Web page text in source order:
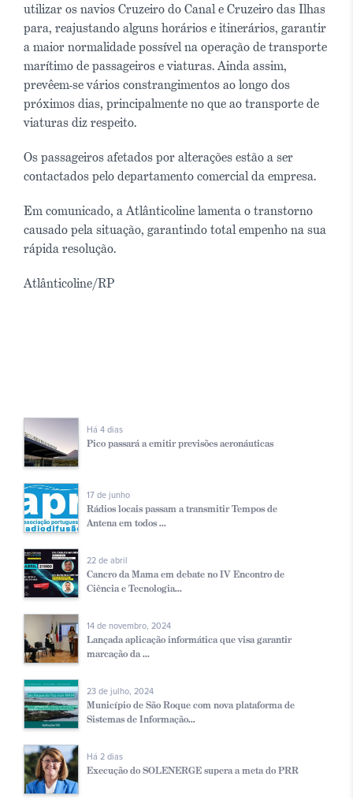
utilizar os navios Cruzeiro do Canal e Cruzeiro das Ilhas
para, reajustando alguns horários e itinerários, garantir
a maior normalidade possível na operação de transporte
marítimo de passageiros e viaturas. Ainda assim,
prevêem-se vários constrangimentos ao longo dos
próximos dias, principalmente no que ao transporte de
viaturas diz respeito.
Os passageiros afetados por alterações estão a ser
contactados pelo departamento comercial da empresa.
Em comunicado, a Atlânticoline lamenta o transtorno
causado pela situação, garantindo total empenho na sua
rápida resolução.
Atlânticoline/RP
Há 4 dias
Pico passará a emitir previsões aeronáuticas
17 de junho
Rádios locais passam a transmitir Tempos de
Antena em todos ...
22 de abril
Cancro da Mama em debate no IV Encontro de
Ciência e Tecnologia...
14 de novembro, 2024
Lançada aplicação informática que visa garantir
marcação da ...
23 de julho, 2024
Município de São Roque com nova plataforma de
Sistemas de Informação...
Há 2 dias
Execução do SOLENERGE supera a meta do PRR